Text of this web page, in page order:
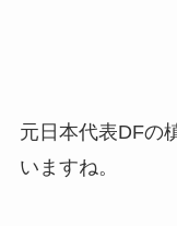
元日本代表DFの
いますね。